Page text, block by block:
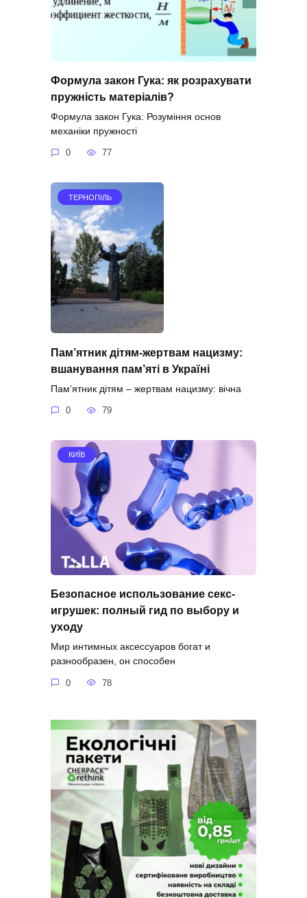
Формула закон Гука: як розрахувати
пружність матеріалів?
Формула закон Гука: Розуміння основ
механіки пружності
0 77
ТЕРНОПІЛЬ
Пам’ятник дітям-жертвам нацизму:
вшанування пам’яті в Україні
Пам’ятник дітям – жертвам нацизму: вічна
0 79
КИЇВ
Безопасное использование секс-
игрушек: полный гид по выбору и
уходу
Мир интимных аксессуаров богат и
разнообразен, он способен
0 78